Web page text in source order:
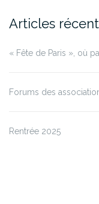
Articles
« Fête de Paris », où
Forums des
Rentrée 2025